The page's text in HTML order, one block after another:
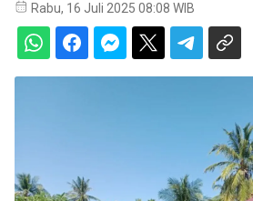
Rabu, 16 Juli 2025 08:08 WIB